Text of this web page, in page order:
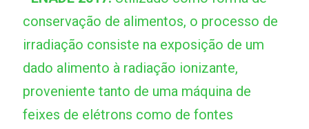
conservação de alimentos, o processo de
irradiação consiste na exposição de um
dado alimento à radiação ionizante,
proveniente tanto de uma máquina de
feixes de elétrons como de fontes